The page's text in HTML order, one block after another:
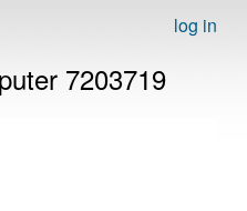
log in
7203719